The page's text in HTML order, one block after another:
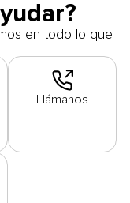
en todo lo que
Llámanos